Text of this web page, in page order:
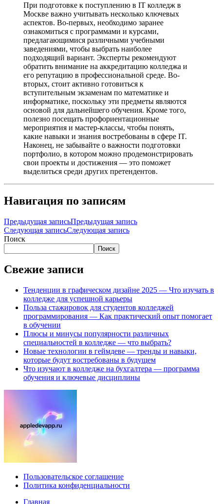
При подготовке к поступлению в IT колледж в
Москве важно учитывать несколько ключевых
аспектов. Во-первых, необходимо заранее
ознакомиться с программами и курсами,
предлагающимися различными учебными
заведениями, чтобы выбрать наиболее
подходящий вариант. Эксперты рекомендуют
обратить внимание на аккредитацию колледжа и
его репутацию в профессиональной среде. Во-
вторых, стоит активно готовиться к
вступительным экзаменам по математике и
информатике, поскольку эти предметы являются
основой для дальнейшего обучения. Кроме того,
полезно посещать профориентационные
мероприятия и мастер-классы, чтобы понять,
какие навыки и знания востребованы в сфере IT.
Наконец, не забывайте о важности подготовки
портфолио, в котором можно продемонстрировать
свои проекты и достижения — это поможет
выделиться среди других претендентов.
Навигация по записям
Предыдущая записьПредыдущая запись
Следующая записьСледующая запись
Поиск
Поиск
Свежие записи
Тенденции в графическом дизайне 2025 — Что изучать в
колледже для успешной карьеры
Польза стажировок для студентов колледжей
программирования — Как практический опыт помогает
в обучении
Плюсы и минусы популярности различных
специальностей в колледже — что выбрать?
Новые технологии в геймдеве — тренды и навыки,
которые будут востребованы в будущем
Что изучают в колледже на бухгалтера — программа
обучения и ключевые дисциплины
Пользовательское соглашение
Политика конфиденциальности
Главная